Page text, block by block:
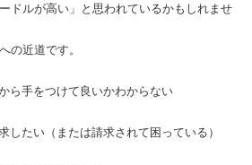
ドルが高い」と思われているかもしれませ
の近道です。
ら手をつけて良いかわからない
たい（または請求されて困っている）